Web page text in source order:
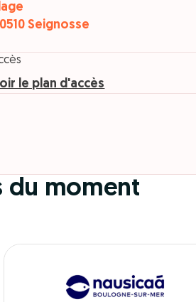
Seignosse
le plan d'accès
du moment